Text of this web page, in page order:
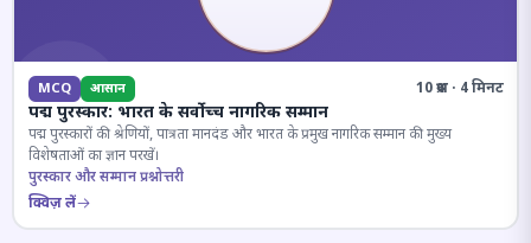
MCQ आसान 10 प्रश्न · 4 मिनट
पद्म पुरस्कार: भारत के सर्वोच्च नागरिक सम्मान
पद्म पुरस्कारों की श्रेणियों, पात्रता मानदंड और भारत के प्रमुख नागरिक सम्मान की मुख्य
विशेषताओं का ज्ञान परखें।
पुरस्कार और सम्मान प्रश्नोत्तरी
क्विज़ लें